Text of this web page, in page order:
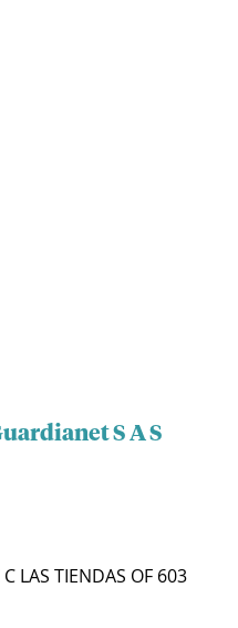
S A S
LAS TIENDAS OF 603